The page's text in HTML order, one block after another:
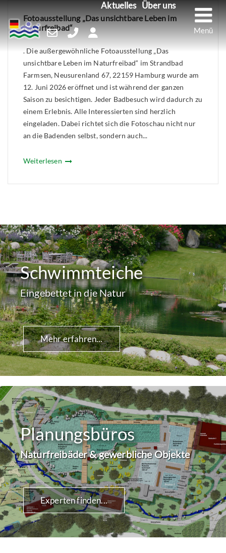
Skip
to
content
Aktuelles Über uns
Fotoausstellung „Das unsichtbare Leben im
Naturfreibad“
. Die außergewöhnliche Fotoausstellung „Das
unsichtbare Leben im Naturfreibad“ im Strandbad
Farmsen, Neusurenland 67, 22159 Hamburg wurde am
12. Juni 2026 eröffnet und ist während der ganzen
Saison zu besichtigen. Jeder Badbesuch wird dadurch zu
einem Erlebnis. Alle Interessierten sind herzlich
eingeladen. Dabei richtet sich die Fotoschau nicht nur
an die Badenden selbst, sondern auch...
Weiterlesen
Schwimmteiche
Eingebettet in die Natur
Mehr erfahren...
Planungsbüros
Naturfreibäder & gewerbliche Objekte
Experten finden...